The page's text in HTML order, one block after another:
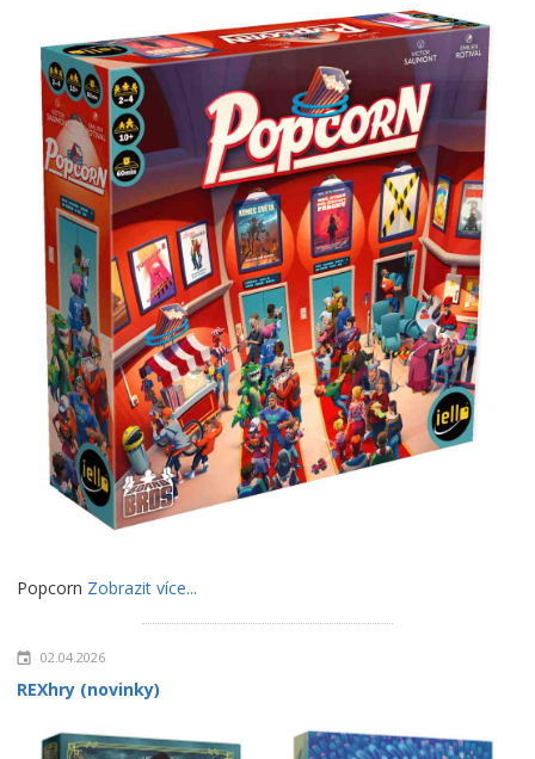
Popcorn Zobrazit více...
02.04.2026
REXhry (novinky)